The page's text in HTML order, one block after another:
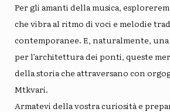
Per gli amanti della musica,
che vibra al ritmo di voci e melodie
contemporanee. E, naturalmente, una
per l’architettura dei ponti, queste
della storia che attraversano con
Mtkvari.
Armatevi della vostra curiosità e